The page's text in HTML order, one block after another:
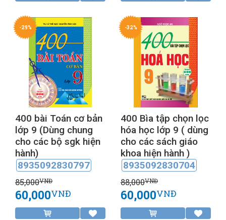
-29%
400 bài Toán cơ bản
lớp 9 (Dùng chung
cho các bộ sgk hiện
hành)
8935092830797
85,000VNĐ
60,000VNĐ
-32%
400 Bìa tập chọn lọc
hóa học lớp 9 ( dùng
cho các sách giáo
khoa hiện hành )
8935092830704
88,000VNĐ
60,000VNĐ